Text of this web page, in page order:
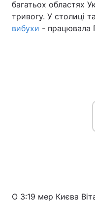
багатьох областях
тривогу. У столиці
вибухи - працювала
О 3:19 мер Києва